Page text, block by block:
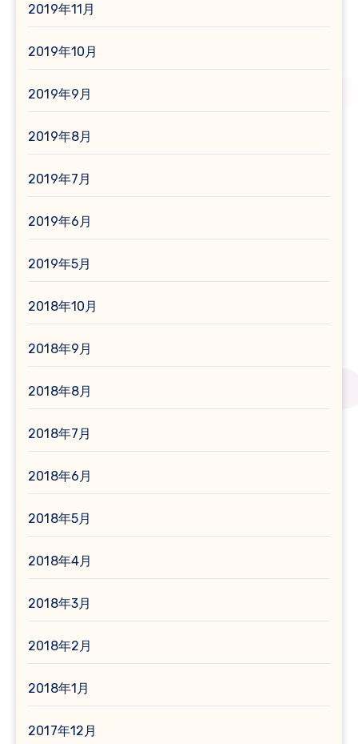
2019年11月
2019年10月
2019年9月
2019年8月
2019年7月
2019年6月
2019年5月
2018年10月
2018年9月
2018年8月
2018年7月
2018年6月
2018年5月
2018年4月
2018年3月
2018年2月
2018年1月
2017年12月